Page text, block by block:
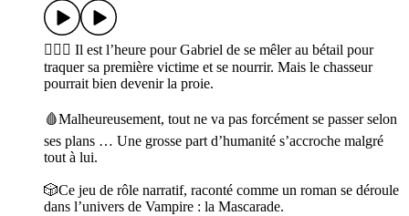
🧛🏻‍♂️ Il est l’heure pour Gabriel de se mêler au bétail pour
traquer sa première victime et se nourrir. Mais le chasseur
pourrait bien devenir la proie.
🩸Malheureusement, tout ne va pas forcément se passer selon
ses plans … Une grosse part d’humanité s’accroche malgré
tout à lui.
🎲Ce jeu de rôle narratif, raconté comme un roman se déroule
dans l’univers de Vampire : la Mascarade.